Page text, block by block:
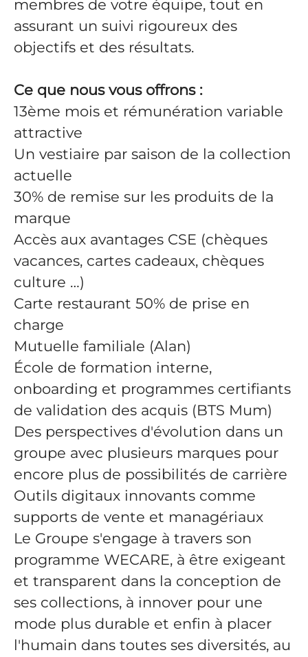
membres de votre équipe, tout en
assurant un suivi rigoureux des
objectifs et des résultats.
Ce que nous vous offrons :
13ème mois et rémunération variable
attractive
Un vestiaire par saison de la collection
actuelle
30% de remise sur les produits de la
marque
Accès aux avantages CSE (chèques
vacances, cartes cadeaux, chèques
culture …)
Carte restaurant 50% de prise en
charge
Mutuelle familiale (Alan)
École de formation interne,
onboarding et programmes certifiants
de validation des acquis (BTS Mum)
Des perspectives d'évolution dans un
groupe avec plusieurs marques pour
encore plus de possibilités de carrière
Outils digitaux innovants comme
supports de vente et managériaux
Le Groupe s'engage à travers son
programme WECARE, à être exigeant
et transparent dans la conception de
ses collections, à innover pour une
mode plus durable et enfin à placer
l'humain dans toutes ses diversités, au